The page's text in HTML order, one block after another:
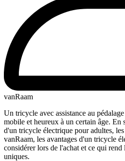
vanRaam
Un tricycle avec assistance au
mobile et heureux à un certain âge. En
d'un tricycle électrique pour adultes,
vanRaam, les avantages d'un tricycle
considérer lors de l'achat et ce qui
uniques.